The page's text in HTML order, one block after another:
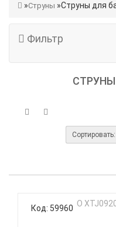
Струны Струны для
Фильтр
Сортировать:
Код: 59960